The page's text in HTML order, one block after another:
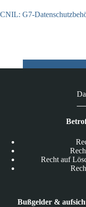
CNIL: G7-
Recht auf
Bußgelder &